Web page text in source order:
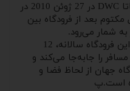
فرودگاه بین‌المللی آل مکتوم با کد یاتا DWC در 27 ژوئن 2010 در
بعد از فرودگاه بین‌
به شمار می‌رود.
شاید برایتان جالب باشد بدانید که این فرودگاه سالانه، 12
و 160 تا 250 میلیون مسافر را جا‌به‌جا می‌کند و
جهان از لحاظ فضا و
است.پ